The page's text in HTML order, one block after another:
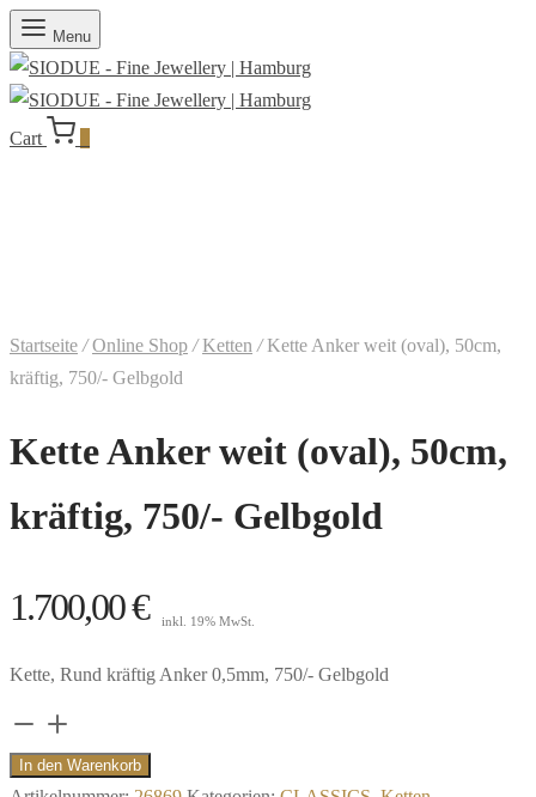
Menu
Cart
Startseite / Online Shop / Ketten /Kette Anker weit (oval), 50cm,
kräftig, 750/- Gelbgold
Kette Anker weit (oval), 50cm,
kräftig, 750/- Gelbgold
1.700,00€ inkl. 19% MwSt.
Kette, Rund kräftig Anker 0,5mm, 750/- Gelbgold
Kette
Anker
weit
In den Warenkorb